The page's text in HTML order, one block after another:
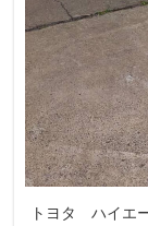
トヨタ ハイエ